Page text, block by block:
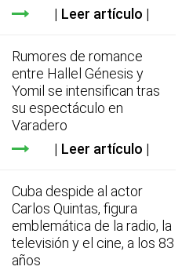
Leer artículo
Rumores de romance
entre Hallel Génesis y
Yomil se intensifican tras
su espectáculo en
Varadero
Leer artículo
Cuba despide al actor
Carlos Quintas, figura
emblemática de la radio, la
televisión y el cine, a los 83
años